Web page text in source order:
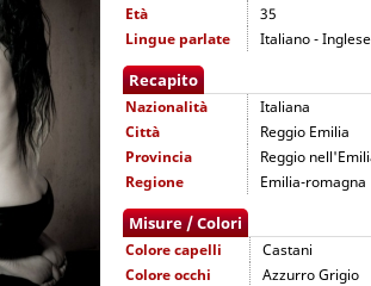
Età
35
Lingue parlate
Italiano - Inglese
Recapito
Nazionalità
Italiana
Città
Reggio Emilia
Provincia
Reggio
Regione
Emilia-romagna
Misure / Colori
Colore capelli
Castani
Colore occhi
Azzurro Grigio